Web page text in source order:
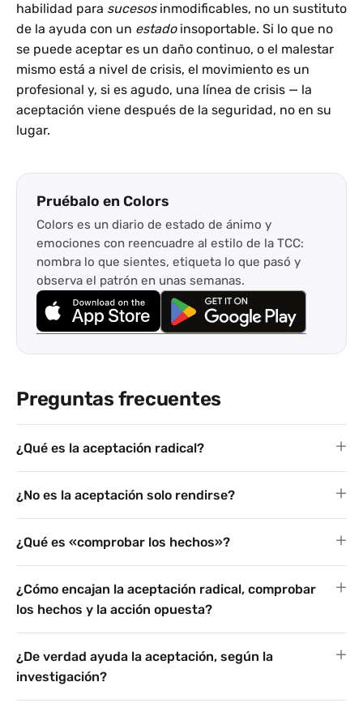
habilidad para sucesosinmodificables, no un sustituto
de la ayuda con un estadoinsoportable. Si lo que no
se puede aceptar es un daño continuo, o el malestar
mismo está a nivel de crisis, el movimiento es un
profesional y, si es agudo, una línea de crisis — la
aceptación viene después de la seguridad, no en su
lugar.
Pruébalo en Colors
Colors es un diario de estado de ánimo y
emociones con reencuadre al estilo de la TCC:
nombra lo que sientes, etiqueta lo que pasó y
observa el patrón en unas semanas.
Preguntas frecuentes
¿Qué es la aceptación radical?
¿No es la aceptación solo rendirse?
¿Qué es «comprobar los hechos»?
¿Cómo encajan la aceptación radical, comprobar
los hechos y la acción opuesta?
¿De verdad ayuda la aceptación, según la
investigación?